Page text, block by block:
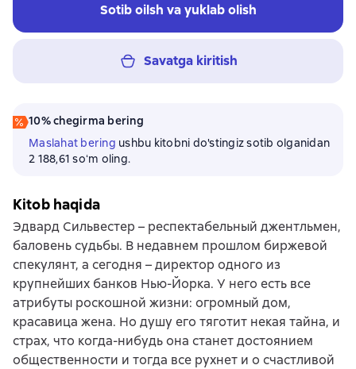
Sotib oilsh va yuklab olish
Savatga kiritish
10% chegirma bering
Maslahat bering ushbu kitobni do'stingiz sotib olganidan
2 188,61 soʻm oling.
Kitob haqida
Эдвард Сильвестер – респектабельный джентльмен,
баловень судьбы. В недавнем прошлом биржевой
спекулянт, а сегодня – директор одного из
крупнейших банков Нью-Йорка. У него есть все
атрибуты роскошной жизни: огромный дом,
красавица жена. Но душу его тяготит некая тайна, и
страх, что когда-нибудь она станет достоянием
общественности и тогда все рухнет и о счастливой